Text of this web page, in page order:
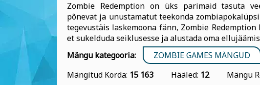
Zombie Redemption on üks parimaid tasuta
põnevat ja unustamatut teekonda
tegevustäis laskemoona fänn, Zombie
et sukelduda seiklusesse ja alustada oma
Mängu kategooria:
ZOMBIE GAMES MÄNGUD
Mängitud Korda: 15 163 Hääled: 12 Mängu